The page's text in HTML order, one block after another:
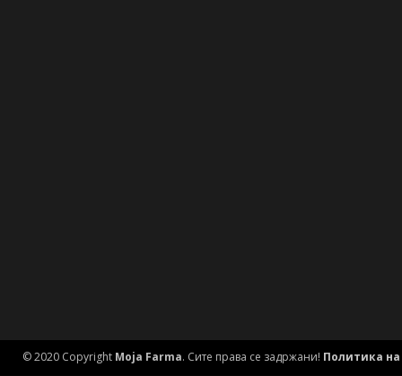
© 2020 Copyright Moja Farma. Сите права се задржани! Политика